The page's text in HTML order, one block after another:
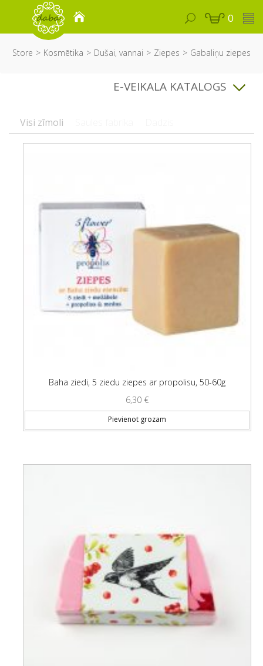
0
Store Kosmētika Dušai, vannai Ziepes Gabaliņu ziepes
E-VEIKALA KATALOGS
Visi zīmoli
Baha ziedi, 5 ziedu ziepes ar propolisu, 50-60g
6,30 €
Pievienot grozam